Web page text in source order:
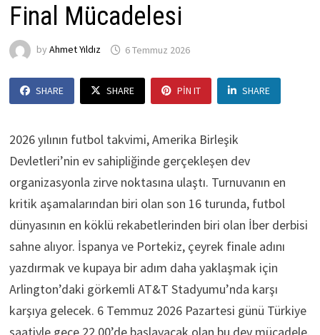
Final Mücadelesi
by Ahmet Yıldız 6 Temmuz 2026
SHARE SHARE PIN IT SHARE
2026 yılının futbol takvimi, Amerika Birleşik
Devletleri’nin ev sahipliğinde gerçekleşen dev
organizasyonla zirve noktasına ulaştı. Turnuvanın en
kritik aşamalarından biri olan son 16 turunda, futbol
dünyasının en köklü rekabetlerinden biri olan İber derbisi
sahne alıyor. İspanya ve Portekiz, çeyrek finale adını
yazdırmak ve kupaya bir adım daha yaklaşmak için
Arlington’daki görkemli AT&T Stadyumu’nda karşı
karşıya gelecek. 6 Temmuz 2026 Pazartesi günü Türkiye